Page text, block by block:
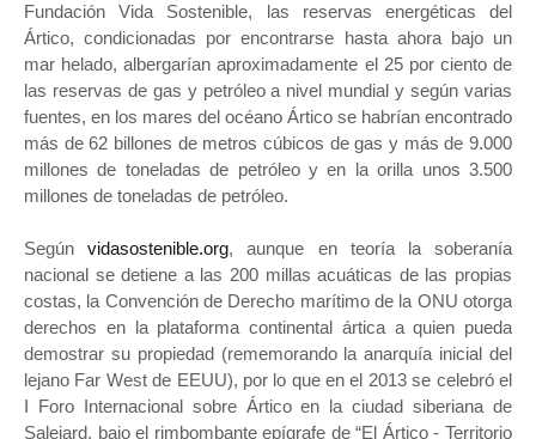
Fundación Vida Sostenible, las reservas energéticas del
Ártico, condicionadas por encontrarse hasta ahora bajo un
mar helado, albergarían aproximadamente el 25 por ciento de
las reservas de gas y petróleo a nivel mundial y según varias
fuentes, en los mares del océano Ártico se habrían encontrado
más de 62 billones de metros cúbicos de gas y más de 9.000
millones de toneladas de petróleo y en la orilla unos 3.500
millones de toneladas de petróleo.
Segúnvidasostenible.org, aunque en teoría la soberanía
nacional se detiene a las 200 millas acuáticas de las propias
costas, la Convención de Derecho marítimo de la ONU otorga
derechos en la plataforma continental ártica a quien pueda
demostrar su propiedad (rememorando la anarquía inicial del
lejano Far West de EEUU), por lo que en el 2013 se celebró el
I Foro Internacional sobre Ártico en la ciudad siberiana de
Salejard, bajo el rimbombante epígrafe de “El Ártico - Territorio